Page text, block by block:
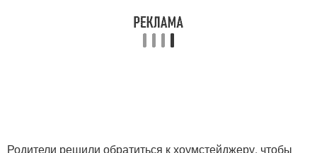
Родители решили обратиться к хоумстейджеру, чтобы